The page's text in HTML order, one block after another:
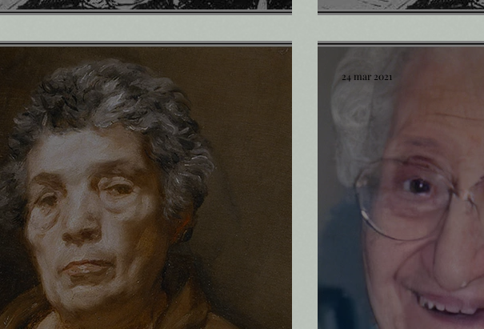
24 mar 2021